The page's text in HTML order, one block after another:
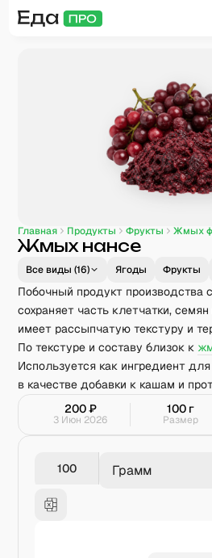
Главная Продукты Фрукты Жмых
Жмых нансе
Все виды (16) Ягоды Фрукты
Побочный продукт производства
сохраняет часть клетчатки,
имеет рассыпчатую текстуру и
По текстуре и составу близок к
Используется как ингредиент
в качестве добавки к кашам и
200₽
3 Июн 2026
100 г
Размер
Грамм